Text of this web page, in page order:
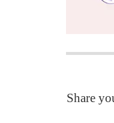
Share